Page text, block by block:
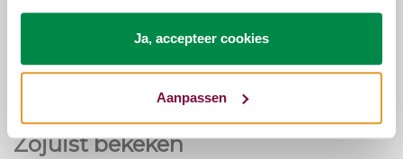
Ja, accepteer cookies
Aanpassen
E-mail
Zojuist bekeken